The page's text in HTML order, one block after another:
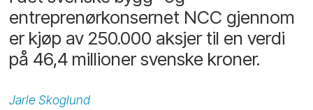
entreprenørkonsernet NCC gjennom
er kjøp av 250.000 aksjer til en verdi
på 46,4 millioner svenske kroner.
Jarle Skoglund